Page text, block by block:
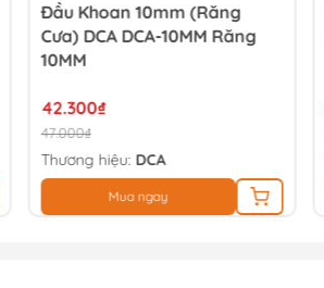
Đầu Khoan 10mm (răng
Cưa) DCA DCA-10MM Răng
10MM
42.300₫
47.000₫
Thương hiệu: DCA
Mua ngay